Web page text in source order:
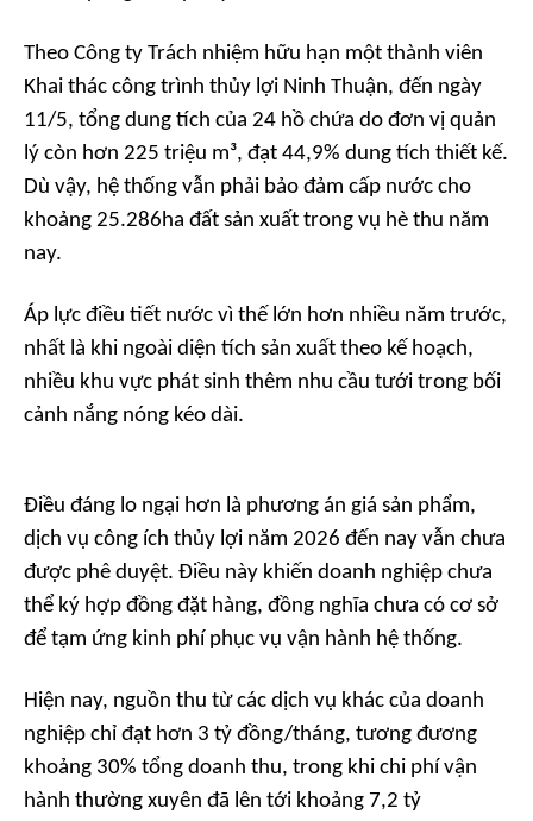
Theo Công ty Trách nhiệm hữu hạn một thành viên
Khai thác công trình thủy lợi Ninh Thuận, đến ngày
11/5, tổng dung tích của 24 hồ chứa do đơn vị quản
lý còn hơn 225 triệu m³, đạt 44,9% dung tích thiết kế.
Dù vậy, hệ thống vẫn phải bảo đảm cấp nước cho
khoảng 25.286ha đất sản xuất trong vụ hè thu năm
nay.
Áp lực điều tiết nước vì thế lớn hơn nhiều năm trước,
nhất là khi ngoài diện tích sản xuất theo kế hoạch,
nhiều khu vực phát sinh thêm nhu cầu tưới trong bối
cảnh nắng nóng kéo dài.
Điều đáng lo ngại hơn là phương án giá sản phẩm,
dịch vụ công ích thủy lợi năm 2026 đến nay vẫn chưa
được phê duyệt. Điều này khiến doanh nghiệp chưa
thể ký hợp đồng đặt hàng, đồng nghĩa chưa có cơ sở
để tạm ứng kinh phí phục vụ vận hành hệ thống.
Hiện nay, nguồn thu từ các dịch vụ khác của doanh
nghiệp chỉ đạt hơn 3 tỷ đồng/tháng, tương đương
khoảng 30% tổng doanh thu, trong khi chi phí vận
hành thường xuyên đã lên tới khoảng 7,2 tỷ